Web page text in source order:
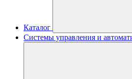
Каталог
Системы управления и